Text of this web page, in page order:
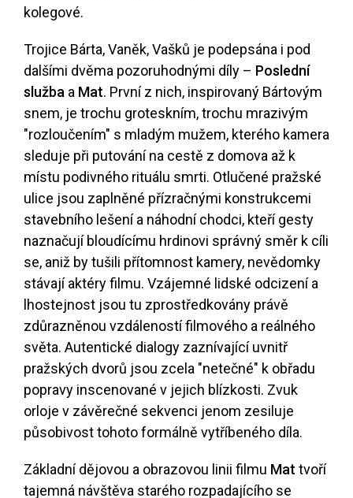
kolegové.
Trojice Bárta, Vaněk, Vašků je podepsána i pod
dalšími dvěma pozoruhodnými díly – Poslední
služba a Mat. První z nich, inspirovaný Bártovým
snem, je trochu groteskním, trochu mrazivým
"rozloučením" s mladým mužem, kterého kamera
sleduje při putování na cestě z domova až k
místu podivného rituálu smrti. Otlučené pražské
ulice jsou zaplněné přízračnými konstrukcemi
stavebního lešení a náhodní chodci, kteří gesty
naznačují bloudícímu hrdinovi správný směr k cíli
se, aniž by tušili přítomnost kamery, nevědomky
stávají aktéry filmu. Vzájemné lidské odcizení a
lhostejnost jsou tu zprostředkovány právě
zdůrazněnou vzdáleností filmového a reálného
světa. Autentické dialogy zaznívající uvnitř
pražských dvorů jsou zcela "netečné" k obřadu
popravy inscenované v jejich blízkosti. Zvuk
orloje v závěrečné sekvenci jenom zesiluje
působivost tohoto formálně vytříbeného díla.
Základní dějovou a obrazovou linii filmu Mat tvoří
tajemná návštěva starého rozpadajícího se